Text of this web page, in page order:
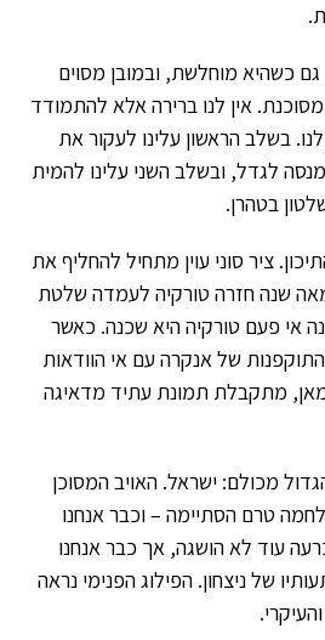
כשהיא מוחלשת, ובמובן מסוים
אין לנו ברירה אלא להתמודד
בשלב הראשון עלינו לעקור את
לגדל, ובשלב השני עלינו להמית
בטהרן.
ציר סוני עוין מתחיל להחליף את
שנה חזרה טורקיה לעמדה שלטת
אי פעם טורקיה היא שכנה. כאשר
של אנקרה עם אי הוודאות
מתקבלת תמונת עתיד מדאיגה
מכולם: ישראל. האויב המסוכן
טרם הסתיימה – וכבר אנחנו
עוד לא הושגה, אך כבר אנחנו
של ניצחון. הפילוג הפנימי נראה